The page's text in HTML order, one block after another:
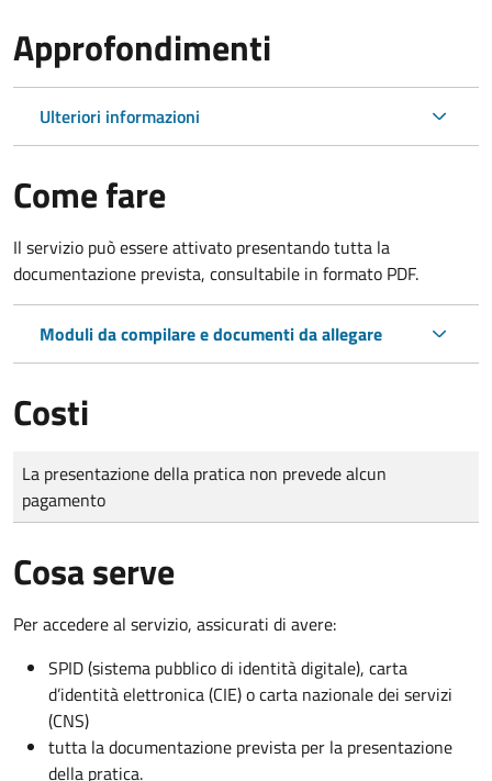
Approfondimenti
Ulteriori informazioni
Come fare
Il servizio può essere attivato presentando tutta la
documentazione prevista, consultabile in formato PDF.
Moduli da compilare e documenti da allegare
Costi
Tipo di pagamento
Importo
La presentazione della pratica non prevede alcun
pagamento
Cosa serve
Per accedere al servizio, assicurati di avere:
SPID (sistema pubblico di identità digitale), carta
d’identità elettronica (CIE) o carta nazionale dei servizi
(CNS)
tutta la documentazione prevista per la presentazione
della pratica.